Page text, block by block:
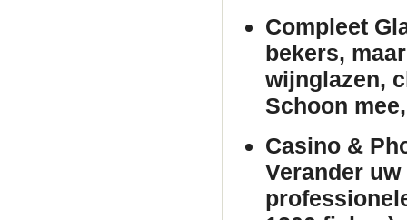
Compleet
bekers,
wijnglazen,
Schoon
Casino &
Verander